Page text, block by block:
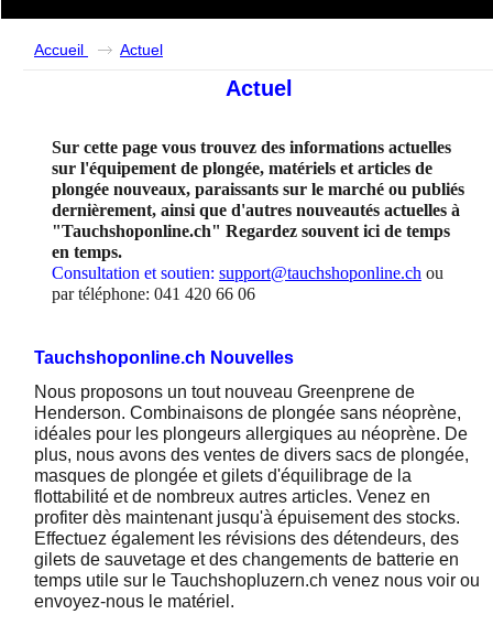
Accueil Actuel
Actuel
Sur cette page vous trouvez des informations actuelles
sur l'équipement de plongée, matériels et articles de
plongée nouveaux, paraissants sur le marché ou publiés
dernièrement, ainsi que d'autres nouveautés actuelles à
"Tauchshoponline.ch" Regardez souvent ici de temps
en temps.
Consultation et soutien: support@tauchshoponline.ch ou
par téléphone: 041 420 66 06
Tauchshoponline.ch Nouvelles
Nous proposons un tout nouveau Greenprene de
Henderson. Combinaisons de plongée sans néoprène,
idéales pour les plongeurs allergiques au néoprène. De
plus, nous avons des ventes de divers sacs de plongée,
masques de plongée et gilets d'équilibrage de la
flottabilité et de nombreux autres articles. Venez en
profiter dès maintenant jusqu'à épuisement des stocks.
Effectuez également les révisions des détendeurs, des
gilets de sauvetage et des changements de batterie en
temps utile sur le Tauchshopluzern.ch venez nous voir ou
envoyez-nous le matériel.